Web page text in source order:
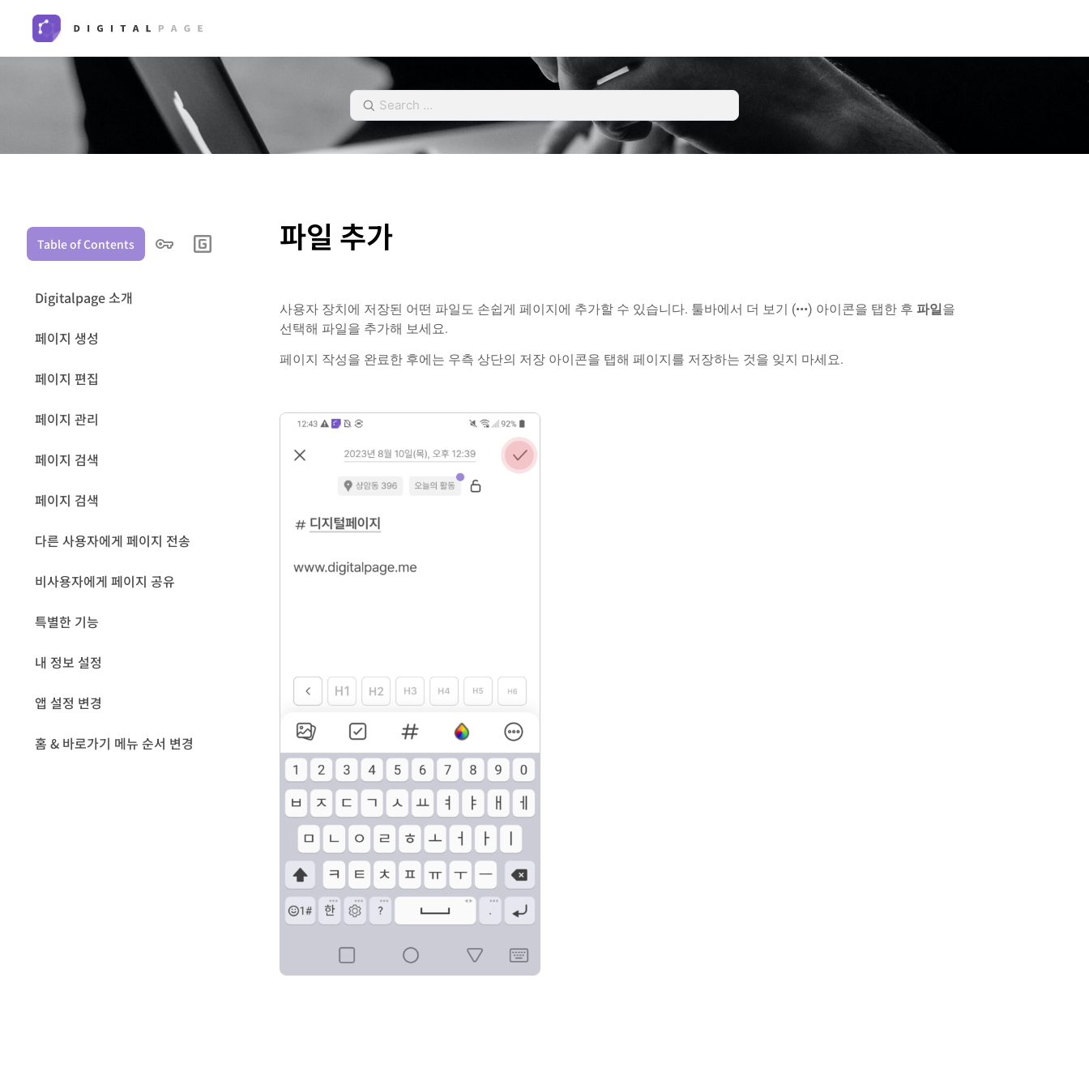
Table of Contents
Digitalpage 소개
페이지 생성
페이지 편집
페이지 관리
페이지 검색
페이지 검색
다른 사용자에게 페이지 전송
비사용자에게 페이지 공유
특별한 기능
내 정보 설정
앱 설정 변경
홈 & 바로가기 메뉴 순서 변경
파일 추가
사용자 장치에 저장된 어떤 파일도 손쉽게 페이지에 추가할 수 있습니다. 툴바에서 더 보기 (•••) 아이콘을 탭한 후 파일을
선택해 파일을 추가해 보세요.
페이지 작성을 완료한 후에는 우측 상단의 저장 아이콘을 탭해 페이지를 저장하는 것을 잊지 마세요.